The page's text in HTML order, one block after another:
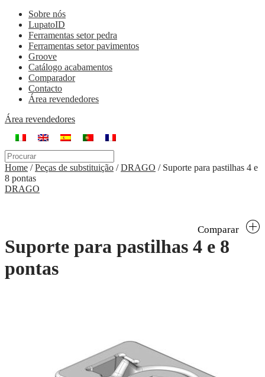
Sobre nós
LupatoID
Ferramentas setor pedra
Ferramentas setor pavimentos
Groove
Catálogo acabamentos
Comparador
Contacto
Área revendedores
Área revendedores
Home /Peças de substituição /DRAGO / Suporte para pastilhas 4 e
8 pontas
DRAGO
Suporte para pastilhas 4 e 8
pontas
Comparar